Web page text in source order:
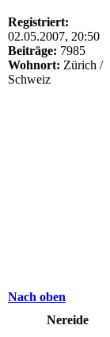
Registriert:
02.05.2007, 20:50
Beiträge: 7985
Wohnort: Zürich /
Schweiz
Nach oben
Nereide